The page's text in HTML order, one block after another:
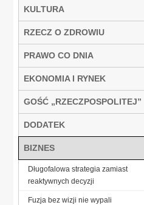
KULTURA
RZECZ O ZDROWIU
PRAWO CO DNIA
EKONOMIA I RYNEK
GOŚĆ „RZECZPOSPOLITEJ”
DODATEK
BIZNES
Długofalowa strategia zamiast
reaktywnych decyzji
Fuzja bez wizji nie wypali